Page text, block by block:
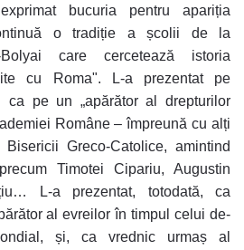
bucuria pentru apariția
o tradiție a școlii de la
Bolyai care cercetează istoria
cu Roma". L-a prezentat pe
ca pe un „apărător al drepturilor
Române – împreună cu alți
Greco-Catolice, amintind
Timotei Cipariu, Augustin
L-a prezentat, totodată, ca
al evreilor în timpul celui de-
și, ca vrednic urmaș al